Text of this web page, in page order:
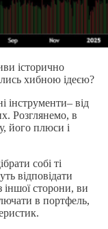
історично
хибною ідеєю?
інструменти– від
Розглянемо, в
його плюси і
собі ті
відповідати
іншої сторони, ви
в портфель,